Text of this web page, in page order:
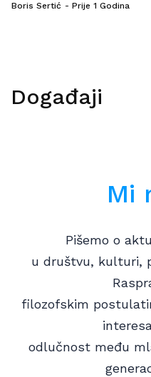
Boris Sertić Prije 1 Godina
Događaji
Mi
Pišemo o
u društvu, kulturi,
filozofskim
odlučnost među